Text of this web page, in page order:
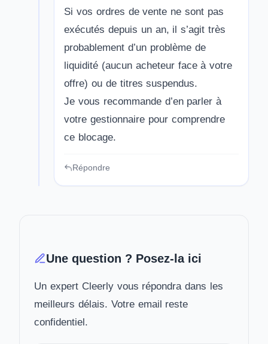
Si vos ordres de vente ne sont pas
exécutés depuis un an, il s’agit très
probablement d’un problème de
liquidité (aucun acheteur face à votre
offre) ou de titres suspendus.
Je vous recommande d’en parler à
votre gestionnaire pour comprendre
ce blocage.
Répondre
Une question ? Posez-la ici
Un expert Cleerly vous répondra dans les
meilleurs délais. Votre email reste
confidentiel.